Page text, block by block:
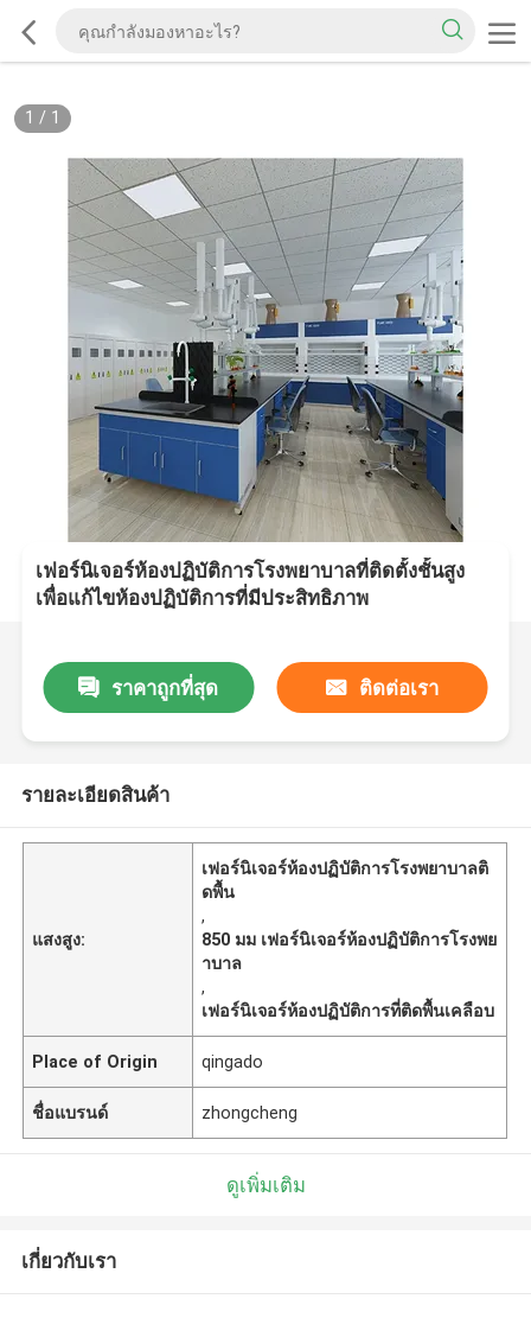
1 / 1
เฟอร์นิเจอร์ห้องปฏิบัติการโรงพยาบาลที่ติดตั้งชั้นสูง
เพื่อแก้ไขห้องปฏิบัติการที่มีประสิทธิภาพ
ราคาถูกที่สุด ติดต่อเรา
รายละเอียดสินค้า
แสงสูง:
เฟอร์นิเจอร์ห้องปฏิบัติการโรงพยาบาลติ
ดพื้น
,
850 มม เฟอร์นิเจอร์ห้องปฏิบัติการโรงพย
าบาล
,
เฟอร์นิเจอร์ห้องปฏิบัติการที่ติดพื้นเคลือบ
Place of Origin qingado
ชื่อแบรนด์ zhongcheng
ดูเพิ่มเติม
เกี่ยวกับเรา